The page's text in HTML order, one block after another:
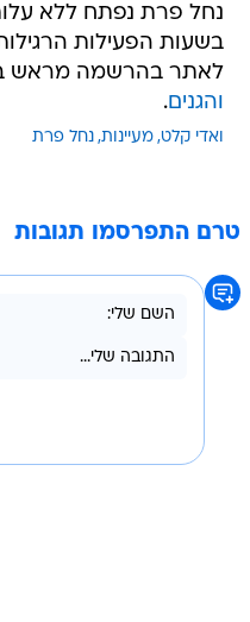
נחל פרת נפתח ללא
לאתר בהרשמה מראש
והגנים.
ואדי קלט מעיינות נחל פרת
טרם התפרסמו תגובות